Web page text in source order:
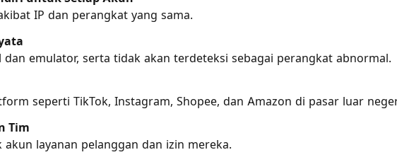
IP dan perangkat yang sama.
emulator, serta tidak akan terdeteksi sebagai perangkat abnormal.
seperti TikTok, Instagram, Shopee, dan Amazon di pasar luar
Tim
layanan pelanggan dan izin mereka.